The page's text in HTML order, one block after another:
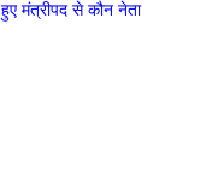
हुए मंत्रीपद से कौन नेता